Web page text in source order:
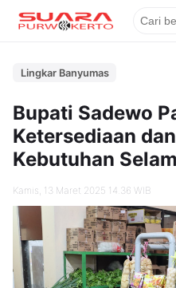
Lingkar Banyumas
Bupati Sadewo
Ketersediaan
Kebutuhan
Kamis, 13 Maret 2025 14.36 WIB